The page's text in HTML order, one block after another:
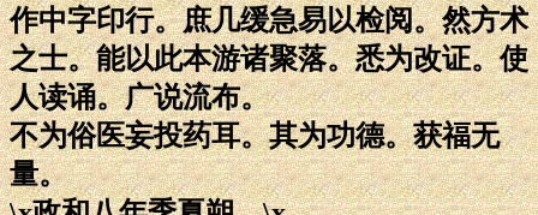
作中字印行。庶几缓急易以检阅。然方术
之士。能以此本游诸聚落。悉为改证。使
人读诵。广说流布。
不为俗医妄投药耳。其为功德。获福无
量。